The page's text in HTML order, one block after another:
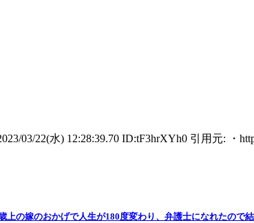
03/22(水) 12:28:39.70 ID:tF3hrXYh0 引用元: ・
上の嫁のおかげで人生が180度変わり、弁護士になれたので